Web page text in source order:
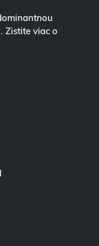
Zistite viac o